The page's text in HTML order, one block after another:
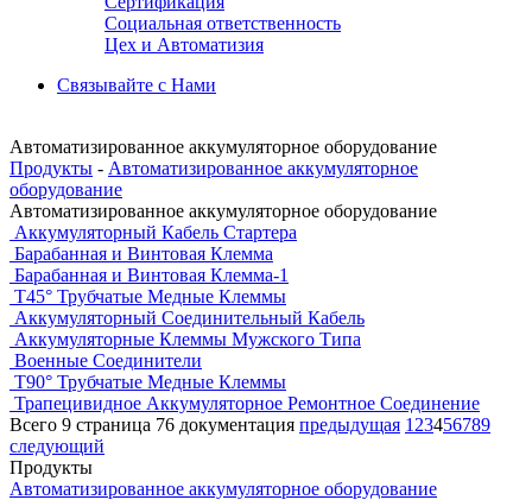
Социальная ответственность
Цех и Автоматизия
Связывайте с Нами
Автоматизированное аккумуляторное оборудование
Продукты - Автоматизированное аккумуляторное
оборудование
Автоматизированное аккумуляторное оборудование
Аккумуляторный Кабель Стартера
Барабанная и Винтовая Клемма
Барабанная и Винтовая Клемма-1
T45° Трубчатые Медные Клеммы
Аккумуляторный Соединительный Кабель
Аккумуляторные Клеммы Мужского Типа
Военные Соединители
T90° Трубчатые Медные Клеммы
Трапецивидное Аккумуляторное Ремонтное Соединение
Всего 9 страница 76 документация предыдущая 1 23456789
следующий
Продукты
Автоматизированное аккумуляторное оборудование